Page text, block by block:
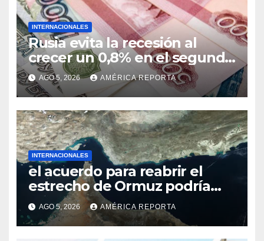
INTERNACIONALES
Rusia evita la recesión al
crecer un 0,8% en el segundo
trimestre
AGO 5, 2026 AMÉRICA REPORTA
INTERNACIONALES
el acuerdo para reabrir el
estrecho de Ormuz podría
concretarse esta semana
AGO 5, 2026 AMÉRICA REPORTA